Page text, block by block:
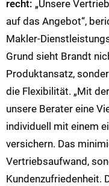
recht: „Unsere
auf das Angebot“,
Makler-
Grund sieht Brandt
Produktansatz,
die Flexibilität. „Mit
unsere Berater eine
individuell mit einem
versichern. Das
Vertriebsaufwand,
Kundenzufriedenheit.